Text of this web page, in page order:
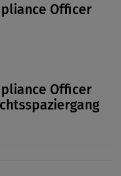
Officer
Officer